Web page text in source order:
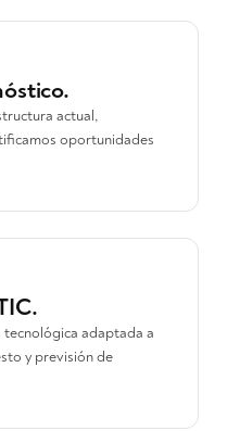
actual,
oportunidades
adaptada a
y previsión de